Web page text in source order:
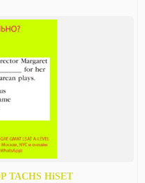
TACHS HiSET